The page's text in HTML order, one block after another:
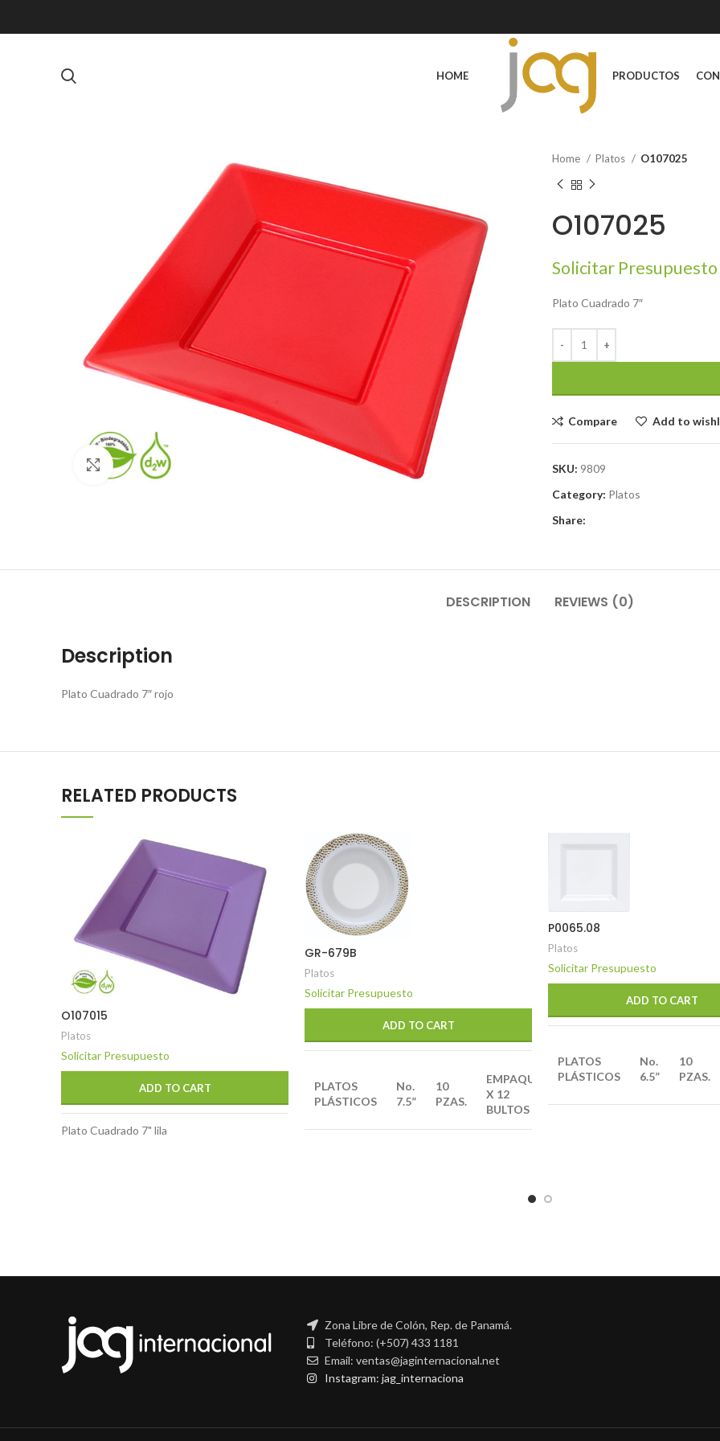
HOME PRODUCTOS
Click to enlarge
Home Platos O107025
O107025
Solicitar Presupuesto
Plato Cuadrado 7″
Compare Add to
SKU: 9809
Category: Platos
Share:
DESCRIPTION REVIEWS (0)
Description
Plato Cuadrado 7″ rojo
RELATED PRODUCTS
O107015
Platos
Solicitar Presupuesto
ADD TO CART
Plato Cuadrado 7" lila
GR-679B
Platos
Solicitar Presupuesto
ADD TO CART
PLATOS
PLÁSTICOS
No.
7.5”
10
PZAS.
EMPAQUE
X 12
BULTOS
P0065.08
Platos
Solicitar Presupuesto
ADD TO CART
PLATOS
PLÁSTICOS
No.
6.5”
10
PZAS.
Zona Libre de Colón, Rep. de Panamá.
Teléfono: (+507) 433 1181
Email: ventas@jaginternacional.net
Instagram: jag_internaciona